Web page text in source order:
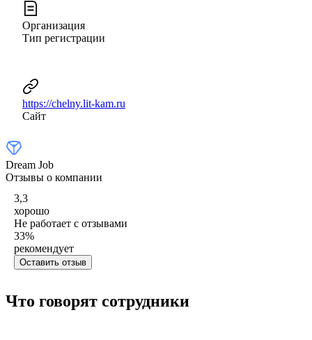
Организация
Тип регистрации
https://chelny.lit-kam.ru
Сайт
Dream Job
Отзывы о компании
3,3
хорошо
Не работает с отзывами
33%
рекомендует
Оставить отзыв
Что говорят сотрудники